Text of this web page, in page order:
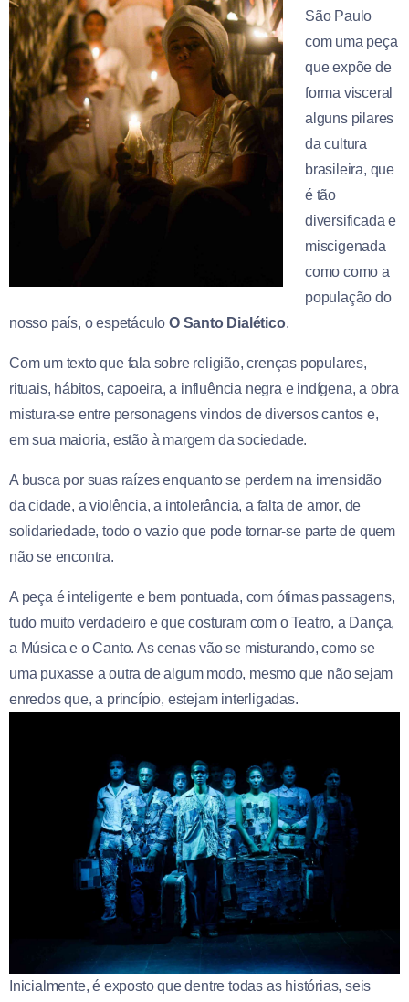
São Paulo
com uma peça
que expõe de
forma visceral
alguns pilares
da cultura
brasileira, que
é tão
diversificada e
miscigenada
como como a
população do
nosso país, o espetáculoO Santo Dialético.
Com um texto que fala sobre religião, crenças populares,
rituais, hábitos, capoeira, a influência negra e indígena, a obra
mistura-se entre personagens vindos de diversos cantos e,
em sua maioria, estão à margem da sociedade.
A busca por suas raízes enquanto se perdem na imensidão
da cidade, a violência, a intolerância, a falta de amor, de
solidariedade, todo o vazio que pode tornar-se parte de quem
não se encontra.
A peça é inteligente e bem pontuada, com ótimas passagens,
tudo muito verdadeiro e que costuram com o Teatro, a Dança,
a Música e o Canto. As cenas vão se misturando, como se
uma puxasse a outra de algum modo, mesmo que não sejam
enredos que, a princípio, estejam interligadas.
Inicialmente, é exposto que dentre todas as histórias, seis